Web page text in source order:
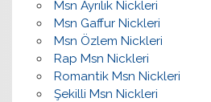
Msn Ayrılık Nickleri
Msn Gaffur Nickleri
Msn Özlem Nickleri
Rap Msn Nickleri
Romantik Msn Nickleri
Şekilli Msn Nickleri